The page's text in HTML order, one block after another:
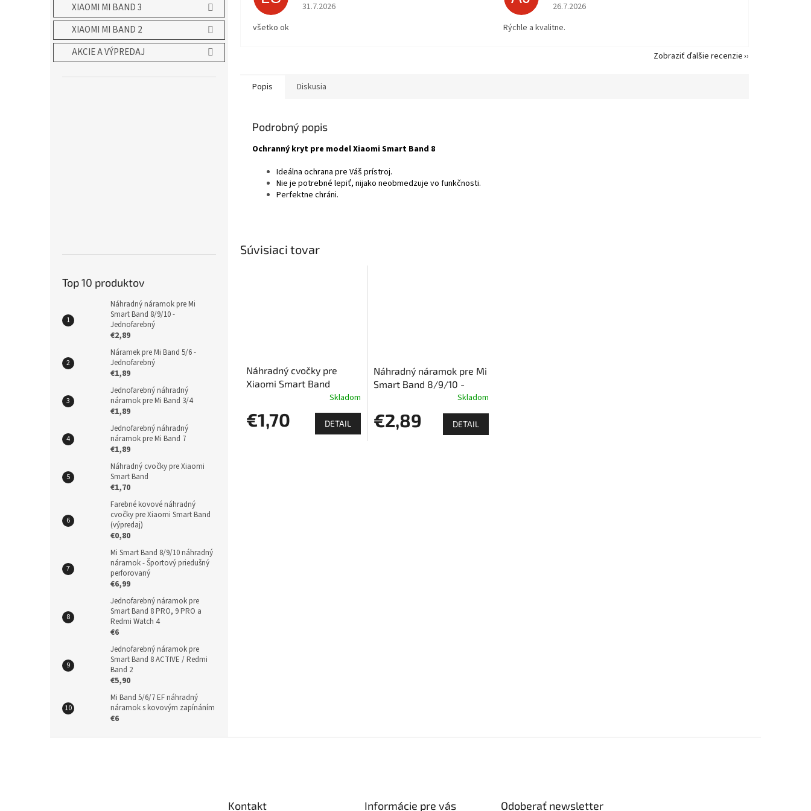
XIAOMI MI BAND 3
XIAOMI MI BAND 2
AKCIE A VÝPREDAJ
Top 10 produktov
Náhradný náramok pre Mi
Smart Band 8/9/10 -
Jednofarebný
€2,89
Náramek pre Mi Band 5/6 -
Jednofarebný
€1,89
Jednofarebný náhradný
náramok pre Mi Band 3/4
€1,89
Jednofarebný náhradný
náramok pre Mi Band 7
€1,89
Náhradný cvočky pre Xiaomi
Smart Band
€1,70
Farebné kovové náhradný
cvočky pre Xiaomi Smart Band
(výpredaj)
€0,80
Mi Smart Band 8/9/10 náhradný
náramok - Športový priedušný
perforovaný
€6,99
Jednofarebný náramok pre
Smart Band 8 PRO, 9 PRO a
Redmi Watch 4
€6
Jednofarebný náramok pre
Smart Band 8 ACTIVE / Redmi
Band 2
€5,90
Mi Band 5/6/7 EF náhradný
náramok s kovovým zapínáním
€6
Súvisiaci tovar
Náhradný cvočky pre
Xiaomi Smart Band
Skladom
€1,70 DETAIL
Náhradný náramok pre Mi
Smart Band 8/9/10 -
Skladom
€2,89 DETAIL
Popis Diskusia
Podrobný popis
Ochranný kryt pre model Xiaomi Smart Band 8
Ideálna ochrana pre Váš prístroj.
Nie je potrebné lepiť, nijako neobmedzuje vo funkčnosti.
Perfektne chráni.
Hodnotenie obchodu je 5 z 5 hviezdičiek.
31.7.2026
všetko ok
Hodnotenie obchodu je 5 z 5 hviezdičiek.
26.7.2026
Rýchle a kvalitne.
Zobraziť ďalšie recenzie
Kontakt Informácie pre vás Odoberať newsletter